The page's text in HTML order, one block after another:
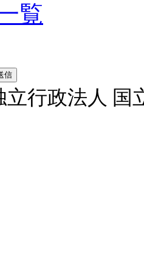
覧
立行政法人 国